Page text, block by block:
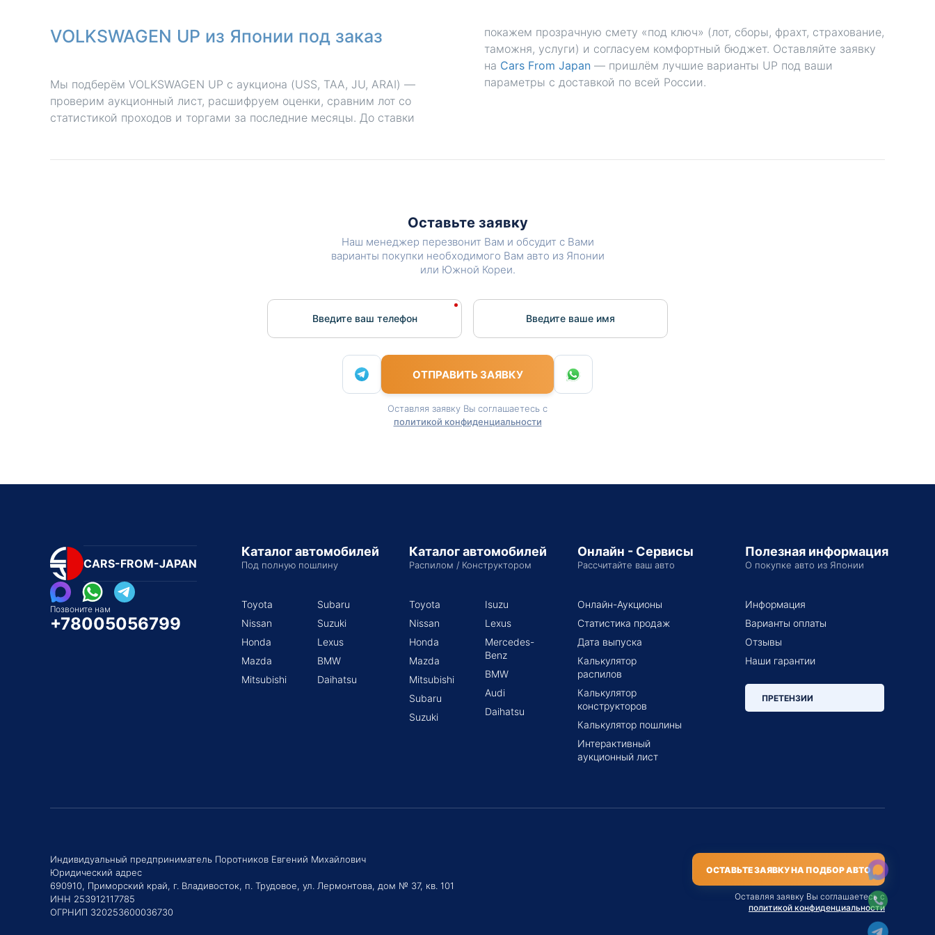
VOLKSWAGEN UP из Японии под заказ
Мы подберём VOLKSWAGEN UP с аукциона (USS, TAA, JU, ARAI) —
проверим аукционный лист, расшифруем оценки, сравним лот со
статистикой проходов и торгами за последние месяцы. До ставки
покажем прозрачную смету «под ключ» (лот, сборы, фрахт, страхование,
таможня, услуги) и согласуем комфортный бюджет. Оставляйте заявку
на Cars From Japan — пришлём лучшие варианты UP под ваши
параметры с доставкой по всей России.
Оставьте заявку
Наш менеджер перезвонит Вам и обсудит с Вами
варианты покупки необходимого Вам авто из Японии
или Южной Кореи.
Введите ваш телефон Введите вашe имя
ОТПРАВИТЬ ЗАЯВКУ
Оставляя заявку Вы соглашаетесь с
политикой конфиденциальности
CARS-FROM-JAPAN
Позвоните нам
+78005056799
Каталог автомобилей
Под полную пошлину
Toyota
Nissan
Honda
Mazda
Mitsubishi
Subaru
Suzuki
Lexus
BMW
Daihatsu
Каталог автомобилей
Распилом / Конструктором
Toyota
Nissan
Honda
Mazda
Mitsubishi
Subaru
Suzuki
Isuzu
Lexus
Mercedes-
Benz
BMW
Audi
Daihatsu
Онлайн - Сервисы
Рассчитайте ваш авто
Онлайн-Аукционы
Статистика продаж
Дата выпуска
Калькулятор
распилов
Калькулятор
конструкторов
Калькулятор пошлины
Интерактивный
аукционный лист
Полезная информация
О покупке авто из Японии
Информация
Варианты оплаты
Отзывы
Наши гарантии
ПРЕТЕНЗИИ
Индивидуальный предприниматель Поротников Евгений Михайлович
Юридический адрес
690910, Приморский край, г. Владивосток, п. Трудовое, ул. Лермонтова, дом № 37, кв. 101
ИНН 253912117785
ОГРНИП 320253600036730
ОСТАВЬТЕ ЗАЯВКУ НА ПОДБОР АВТО
Оставляя заявку Вы соглашаетесь с
политикой конфиденциальности